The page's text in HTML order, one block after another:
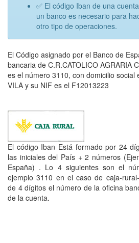
✅ El código Iban de una
un banco es necesario para
otro tipo de operaciones.
El Código asignado por el Banco de
bancaria de C.R.CATOLICO AGRARIA
es el número 3110, con domicilio social
VILA y su NIF es el F12013223
El código Iban Está formado por 24
las iniciales del País + 2 números
España) . Lo 4 siguientes son el
ejemplo 3110 en el caso de caja-
de 4 dígitos el número de la oficina
de la cuenta.